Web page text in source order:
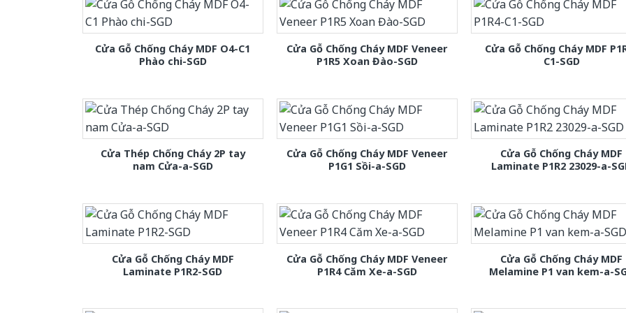
Cửa Gỗ Chống Cháy MDF O4-C1
Phào chi-SGD
Cửa Gỗ Chống Cháy MDF Veneer
P1R5 Xoan Đào-SGD
Cửa Gỗ Chống Cháy MDF
C1-SGD
Cửa Thép Chống Cháy 2P tay
nam Cửa-a-SGD
Cửa Gỗ Chống Cháy MDF Veneer
P1G1 Sồi-a-SGD
Cửa Gỗ Chống Cháy MDF
Laminate P1R2 23029-a-
Cửa Gỗ Chống Cháy MDF
Laminate P1R2-SGD
Cửa Gỗ Chống Cháy MDF Veneer
P1R4 Căm Xe-a-SGD
Cửa Gỗ Chống Cháy MDF
Melamine P1 van kem-a-